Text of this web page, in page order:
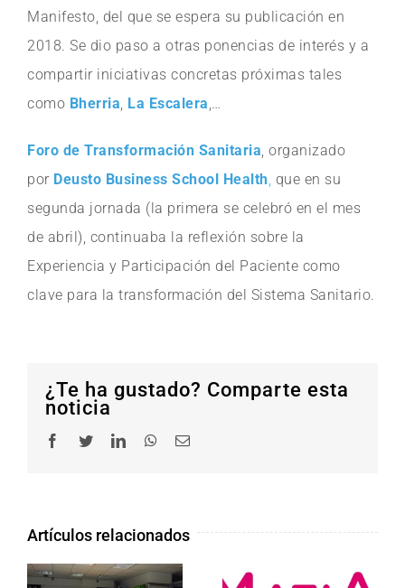
Manifesto, del que se espera su publicación en
2018. Se dio paso a otras ponencias de interés y a
compartir iniciativas concretas próximas tales
como Bherria La Escalera ,…
Foro de Transformación Sanitaria , organizado
por Deusto Business School Health que en su
segunda jornada (la primera se celebró en el mes
de abril), continuaba la reflexión sobre la
Experiencia y Participación del Paciente como
clave para la transformación del Sistema Sanitario.
¿Te ha gustado? Comparte esta
noticia
Facebook
TwitterLinkedInWhatsApp
Correo
Artículos relacionados